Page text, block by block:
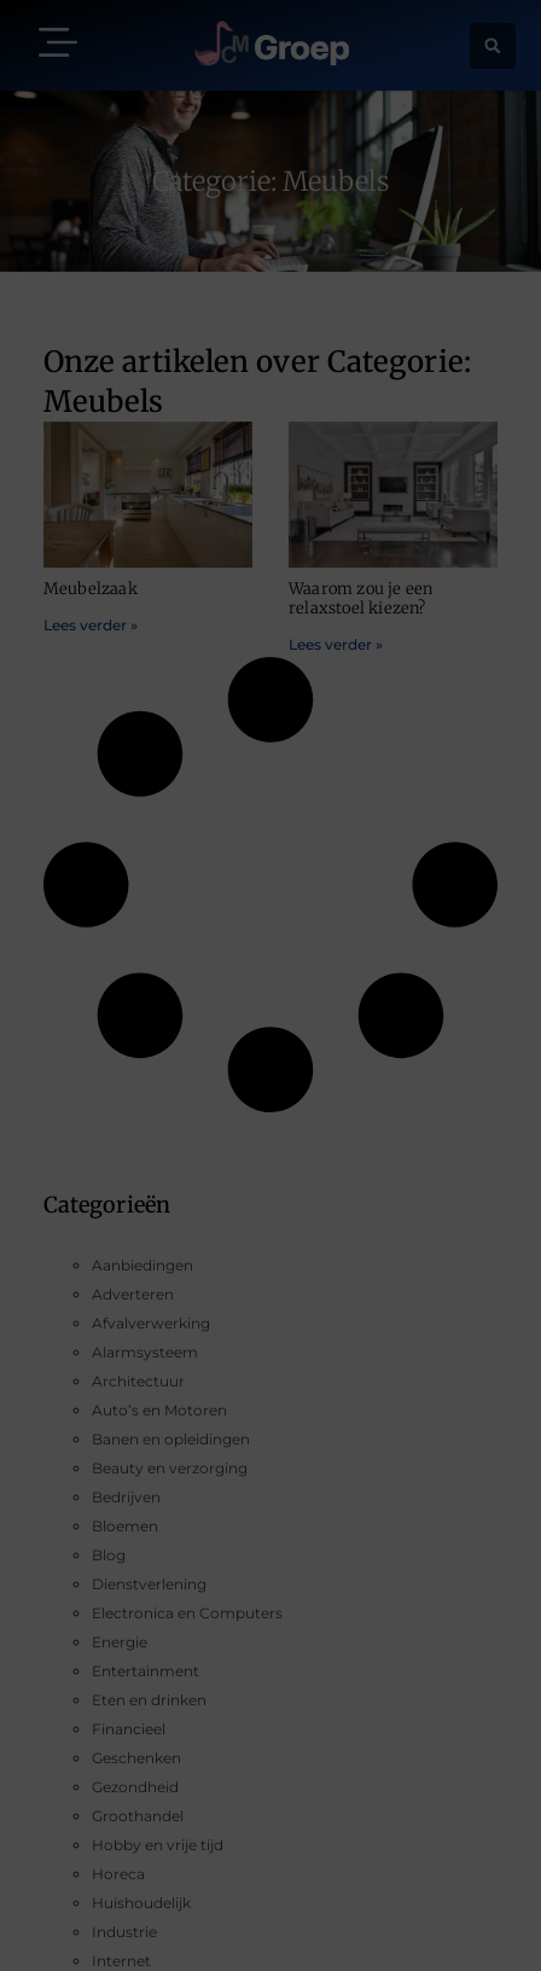
Categorie: Meubels
Categorieën
Aanbiedingen
Adverteren
Afvalverwerking
Alarmsysteem
Architectuur
Auto’s en Motoren
Banen en opleidingen
Beauty en verzorging
Bedrijven
Bloemen
Blog
Dienstverlening
Electronica en Computers
Energie
Entertainment
Eten en drinken
Financieel
Geschenken
Gezondheid
Groothandel
Hobby en vrije tijd
Horeca
Huishoudelijk
Industrie
Internet
Onze artikelen over Categorie:
Meubels
Meubelzaak
Lees verder »
Waarom zou je een
relaxstoel kiezen?
Lees verder »